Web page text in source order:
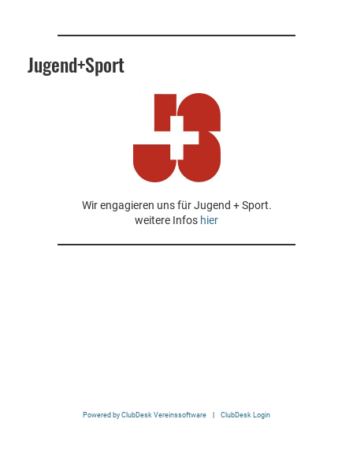
Jugend+Sport
Wir engagieren uns für Jugend + Sport.
weitere Infos hier
Powered by ClubDesk Vereinssoftware | ClubDesk Login